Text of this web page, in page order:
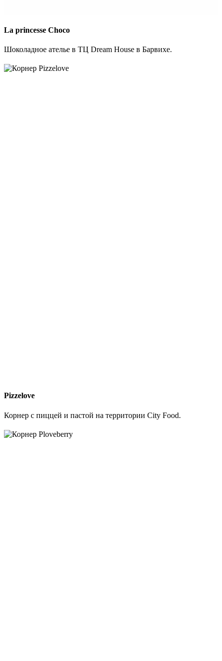
La princesse Choco
Шоколадное ателье в ТЦ Dream House в Барвихе.
Pizzelove
Корнер с пиццей и пастой на территории City Food.